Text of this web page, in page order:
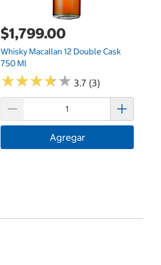
$1,799.00
Whisky Macallan 12 Double Cask
750 Ml
★★★★★
★★★★★ 3.7 (3)
Agregar